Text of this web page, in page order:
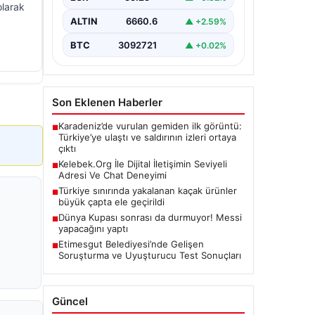
ALTIN 6660.6 ▲ +2.59%
BTC 3092721 ▲ +0.02%
Son Eklenen Haberler
■Karadeniz’de vurulan gemiden ilk görüntü:
Türkiye’ye ulaştı ve saldırının izleri ortaya
çıktı
■Kelebek.Org İle Dijital İletişimin Seviyeli
Adresi Ve Chat Deneyimi
■Türkiye sınırında yakalanan kaçak ürünler
büyük çapta ele geçirildi
■Dünya Kupası sonrası da durmuyor! Messi
yapacağını yaptı
■Etimesgut Belediyesi’nde Gelişen
Soruşturma ve Uyuşturucu Test Sonuçları
Güncel